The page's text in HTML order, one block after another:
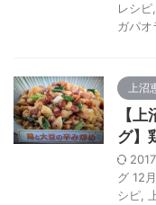
レシピ
ガパオ
上
【
グ】
グ 12
シピ